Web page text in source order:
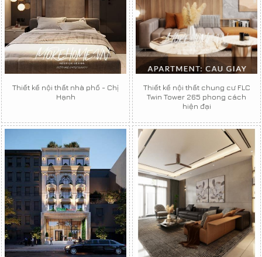
Thiết kế nội thất nhà phố - Chị
Hạnh
Thiết kế nội thất chung cư FLC
Twin Tower 265 phong cách
hiện đại